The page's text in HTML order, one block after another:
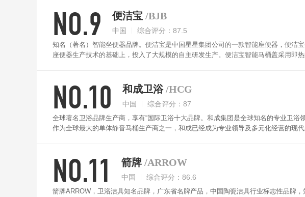
NO.9 便洁宝 /BJB
中国 综合评分：87.5
知名（著名）智能坐便器品牌。便洁宝是中国星星集团公司的一款智能座便器，便洁
座便器生产技术的基础上，投入了大规模的自主研发生产。便洁宝智能马桶盖采用即
NO.10 和成卫浴 /HCG
中国 综合评分：87
全球著名卫浴品牌生产商，享有“国际卫浴十大品牌。和成集团是全球知名的专业卫浴
作为全球最大的单体静音马桶生产商之一，和成已经成为专业领导及多元化经营的现
时期的不同需求。
NO.11 箭牌 /ARROW
中国 综合评分：86.6
箭牌ARROW，卫浴洁具知名品牌，广东省名牌产品，中国陶瓷洁具行业标志性品牌